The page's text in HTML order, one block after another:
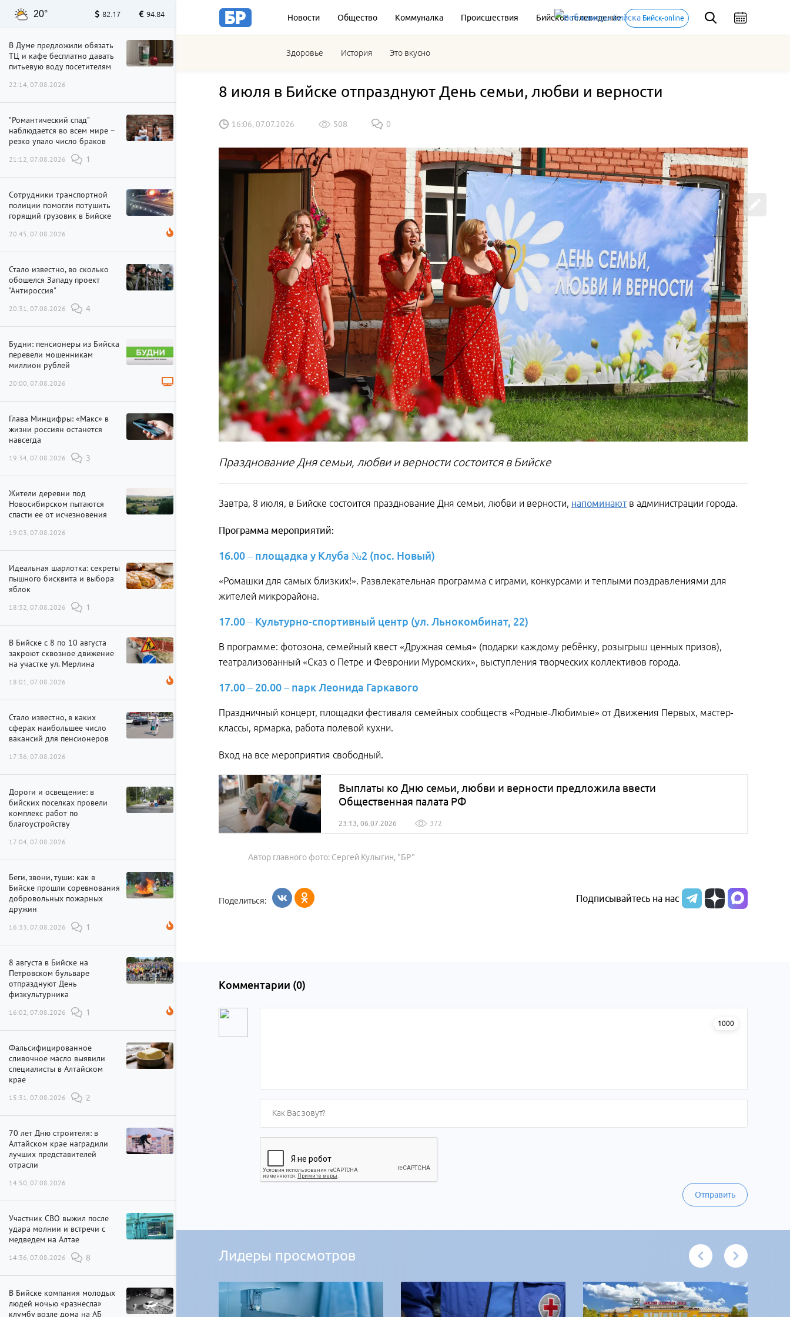
Новости Общество Коммуналка Происшествия Бийское телевидение Бийск-online
Здоровье История Это вкусно
20° 82.17 94.84
В Думе предложили обязать
ТЦ и кафе бесплатно давать
питьевую воду посетителям
22:14, 07.08.2026
"Романтический спад"
наблюдается во всем мире –
резко упало число браков
21:12, 07.08.2026 1
Сотрудники транспортной
полиции помогли потушить
горящий грузовик в Бийске
20:45, 07.08.2026
Стало известно, во сколько
обошелся Западу проект
"Антироссия"
20:31, 07.08.2026 4
Будни: пенсионеры из Бийска
перевели мошенникам
миллион рублей
20:00, 07.08.2026
Глава Минцифры: «Макс» в
жизни россиян останется
навсегда
19:34, 07.08.2026 3
Жители деревни под
Новосибирском пытаются
спасти ее от исчезновения
19:03, 07.08.2026
Идеальная шарлотка: секреты
пышного бисквита и выбора
яблок
18:32, 07.08.2026 1
В Бийске с 8 по 10 августа
закроют сквозное движение
на участке ул. Мерлина
18:01, 07.08.2026
Стало известно, в каких
сферах наибольшее число
вакансий для пенсионеров
17:36, 07.08.2026
Дороги и освещение: в
бийских поселках провели
комплекс работ по
благоустройству
17:04, 07.08.2026
Беги, звони, туши: как в
Бийске прошли соревнования
добровольных пожарных
дружин
16:33, 07.08.2026 1
8 августа в Бийске на
Петровском бульваре
отпразднуют День
физкультурника
16:02, 07.08.2026 1
Фальсифицированное
сливочное масло выявили
специалисты в Алтайском
крае
15:31, 07.08.2026 2
70 лет Дню строителя: в
Алтайском крае наградили
лучших представителей
отрасли
14:50, 07.08.2026
Участник СВО выжил после
удара молнии и встречи с
медведем на Алтае
14:36, 07.08.2026 8
В Бийске компания молодых
людей ночью «разнесла»
клумбу возле дома на АБ
8 июля в Бийске отпразднуют День семьи, любви и верности
16:06, 07.07.2026 508 0
Празднование Дня семьи, любви и верности состоится в Бийске
Завтра, 8 июля, в Бийске состоится празднование Дня семьи, любви и верности, напоминаютв администрации города.
Программа мероприятий:
16.00 – площадка у Клуба №2 (пос. Новый)
«Ромашки для самых близких!». Развлекательная программа с играми, конкурсами и теплыми поздравлениями для
жителей микрорайона.
17.00 – Культурно-спортивный центр (ул. Льнокомбинат, 22)
В программе: фотозона, семейный квест «Дружная семья» (подарки каждому ребёнку, розыгрыш ценных призов),
театрализованный «Сказ о Петре и Февронии Муромских», выступления творческих коллективов города.
17.00 – 20.00 – парк Леонида Гаркавого
Праздничный концерт, площадки фестиваля семейных сообществ «Родные‑Любимые» от Движения Первых, мастер-
классы, ярмарка, работа полевой кухни.
Вход на все мероприятия свободный.
Выплаты ко Дню семьи, любви и верности предложила ввести
Общественная палата РФ
23:13, 06.07.2026 372
Автор главного фото: Сергей Кулыгин, "БР"
Поделиться: Подписывайтесь на нас
Комментарии (0)
1000
Отправить
Лидеры просмотров